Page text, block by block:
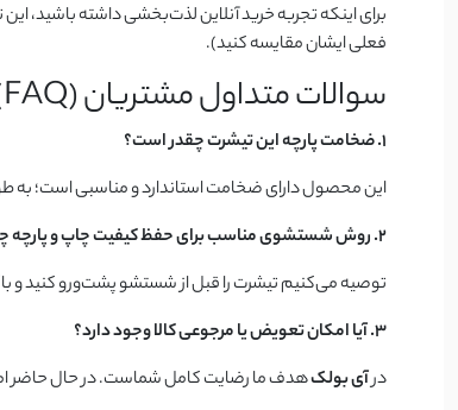
برای اینکه تجربه خرید آنلاین لذت‌بخشی داشته باشید،
فعلی ایشان مقایسه کنید).
سوالات متداول مشتریان (FAQ)
۱. ضخامت پارچه این تیشرت چقدر است؟
این محصول دارای ضخامت استاندارد و مناسبی است؛ به
۲. روش شستشوی مناسب برای حفظ کیفیت چاپ و پارچه چیست؟
توصیه می‌کنیم تیشرت را قبل از شستشو پشت‌ورو کنید و با آب سرد (حداکثر ۳۰ درجه) و شوینده‌های ملایم بشویید. برای حفظ طولانی‌مدت طرح چاپ، از
۳. آیا امکان تعویض یا مرجوعی کالا وجود دارد؟
درآی بولکهدف ما رضایت کامل شماست. در حال حاضر